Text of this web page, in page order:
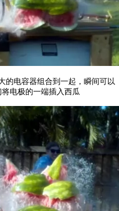
的电容器组合到一起，瞬间可以
电极的一端插入西瓜